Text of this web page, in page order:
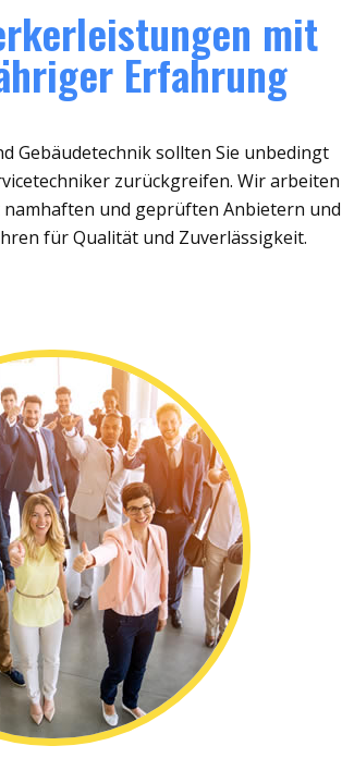
mit
Erfahrung
Gebäudetechnik sollten Sie unbedingt
zurückgreifen. Wir arbeiten
namhaften und geprüften Anbietern und
für Qualität und Zuverlässigkeit.